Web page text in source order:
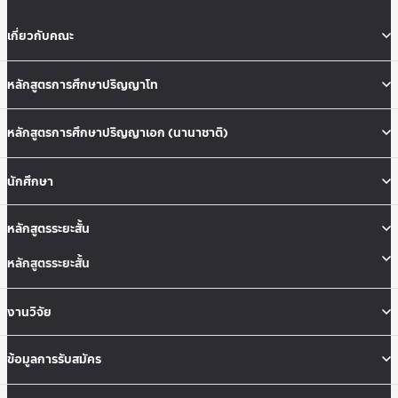
เกี่ยวกับคณะ
หลักสูตรการศึกษาปริญญาโท
หลักสูตรการศึกษาปริญญาเอก (นานาชาติ)
นักศึกษา
หลักสูตรระยะสั้น
หลักสูตรระยะสั้น
งานวิจัย
ข้อมูลการรับสมัคร